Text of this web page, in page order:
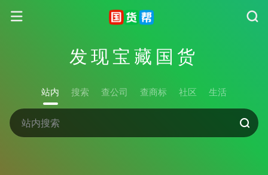
发现宝藏国货
站内 搜索 查公司 查商标 社区 生活